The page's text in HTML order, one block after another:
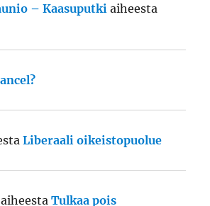
– Kaasuputki aiheesta
Liberaali oikeistopuolue
aiheestaTulkaa pois